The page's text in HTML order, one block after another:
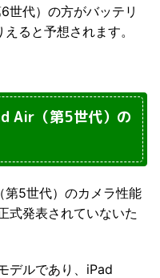
世代）の方がバッテリ
ると予想されます。
Air（第5世代）の
5世代）のカメラ性能
式発表されていないた
デルであり、iPad